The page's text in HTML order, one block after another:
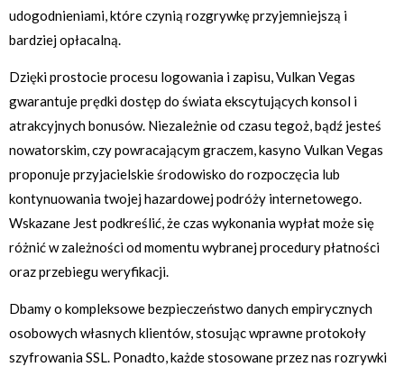
udogodnieniami, które czynią rozgrywkę przyjemniejszą i
bardziej opłacalną.
Dzięki prostocie procesu logowania i zapisu, Vulkan Vegas
gwarantuje prędki dostęp do świata ekscytujących konsol i
atrakcyjnych bonusów. Niezależnie od czasu tegoż, bądź jesteś
nowatorskim, czy powracającym graczem, kasyno Vulkan Vegas
proponuje przyjacielskie środowisko do rozpoczęcia lub
kontynuowania twojej hazardowej podróży internetowego.
Wskazane Jest podkreślić, że czas wykonania wypłat może się
różnić w zależności od momentu wybranej procedury płatności
oraz przebiegu weryfikacji.
Dbamy o kompleksowe bezpieczeństwo danych empirycznych
osobowych własnych klientów, stosując wprawne protokoły
szyfrowania SSL. Ponadto, każde stosowane przez nas rozrywki